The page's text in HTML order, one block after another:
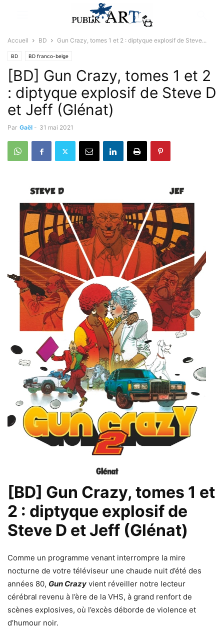
Accueil BD Gun Crazy, tomes 1 et 2 : diptyque explosif de Steve...
BD BD franco-belge
[BD] Gun Crazy, tomes 1 et 2
: diptyque explosif de Steve D
et Jeff (Glénat)
Par Gaël - 31 mai 2021
[BD] Gun Crazy, tomes 1 et
2 : diptyque explosif de
Steve D et Jeff (Glénat)
Comme un programme venant interrompre la mire
nocturne de votre téléviseur une chaude nuit d’été des
années 80, Gun Crazy vient réveiller notre lecteur
cérébral revenu à l’ère de la VHS, à grand renfort de
scènes explosives, où l’excès déborde de violence et
d’humour noir.